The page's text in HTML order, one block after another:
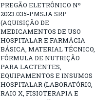
PREGÃO ELETRÔNICO Nº
2023.035-PMSJA SRP
(AQUISIÇÃO DE
MEDICAMENTOS DE USO
HOSPITALAR E FARMÁCIA
BÁSICA, MATERIAL TÉCNICO,
FÓRMULA DE NUTRIÇÃO
PARA LACTENTES,
EQUIPAMENTOS E INSUMOS
HOSPITALAR (LABORATÓRIO,
RAIO X, FISIOTERAPIA E